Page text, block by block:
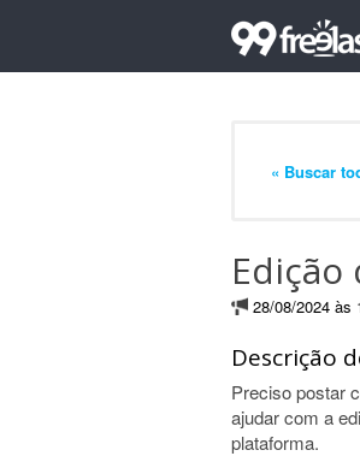
« Buscar
Edição
28/08/2024 às
Descrição
Preciso postar
ajudar com a
plataforma.